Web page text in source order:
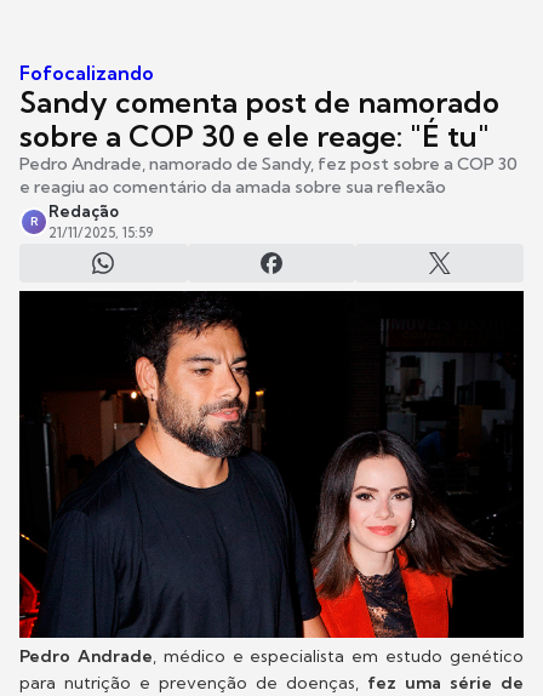
Fofocalizando
Sandy comenta post de namorado
sobre a COP 30 e ele reage: "É tu"
Pedro Andrade, namorado de Sandy, fez post sobre a COP 30
e reagiu ao comentário da amada sobre sua reflexão
R
Redação
21/11/2025, 15:59
Pedro Andrade, médico e especialista em estudo genético
para nutrição e prevenção de doenças, fez uma série de